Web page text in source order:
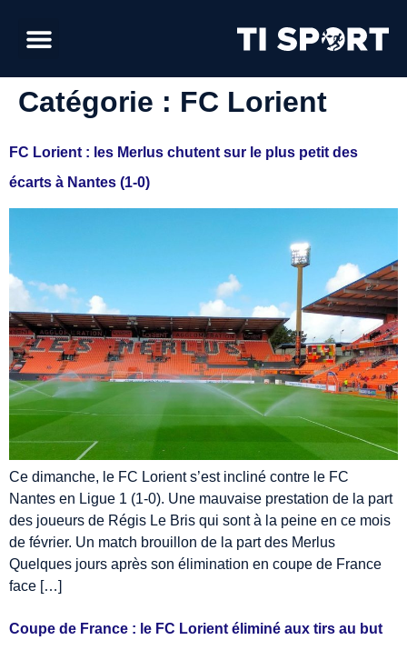
Catégorie : FC Lorient
FC Lorient : les Merlus chutent sur le plus petit des
écarts à Nantes (1-0)
Ce dimanche, le FC Lorient s’est incliné contre le FC
Nantes en Ligue 1 (1-0). Une mauvaise prestation de la part
des joueurs de Régis Le Bris qui sont à la peine en ce mois
de février. Un match brouillon de la part des Merlus
Quelques jours après son élimination en coupe de France
face […]
Coupe de France : le FC Lorient éliminé aux tirs au but